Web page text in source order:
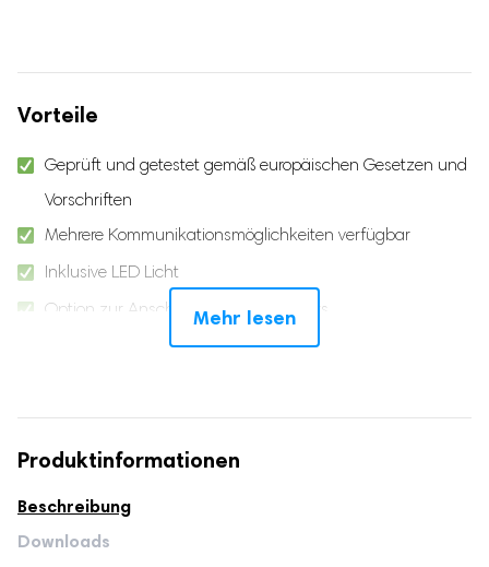
Vorteile
Geprüft und getestet gemäß europäischen Gesetzen und
Vorschriften
Mehrere Kommunikationsmöglichkeiten verfügbar
Inklusive LED Licht
Option zur Anschluss eines Kopfhörers
32GB Speicherplatz für Spiele und Fotos
22 verschiedene Kanäle
Reichweite von 3 bis 6 km
Inklusive DNR
Mehr lesen
Produktinformationen
Beschreibung
Downloads